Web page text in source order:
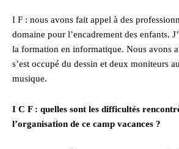
I F : nous avons fait appel à des
domaine pour l’encadrement des enfants.
la formation en informatique. Nous avons
s’est occupé du dessin et deux moniteurs
musique.
I C F : quelles sont les difficultés
l’organisation de ce camp vacances ?